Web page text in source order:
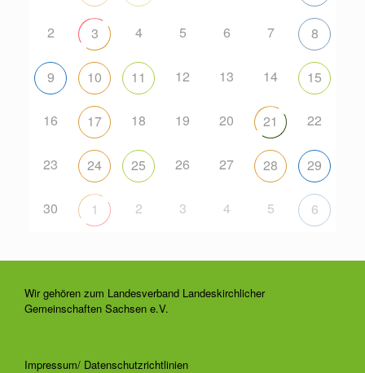
2 3 4 5 6 7 8
9 10 11 12 13 14 15
16 17 18 19 20 21 22
23 24 25 26 27 28 29
30 1 2 3 4 5 6
Wir gehören zum Landesverband Landeskirchlicher
Gemeinschaften Sachsen e.V.
Impressum/ Datenschutzrichtlinien